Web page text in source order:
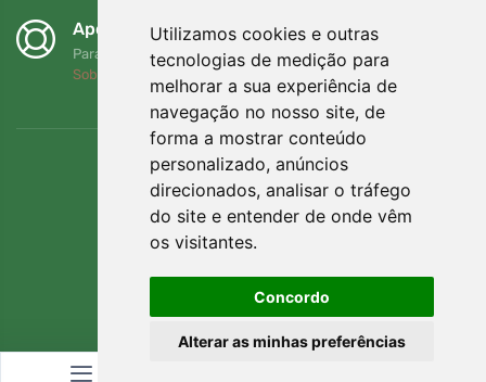
Utilizamos cookies e outras
tecnologias de medição para
melhorar a sua experiência de
navegação no nosso site, de
forma a mostrar conteúdo
personalizado, anúncios
direcionados, analisar o tráfego
do site e entender de onde vêm
os visitantes.
Concordo
Alterar as minhas preferências
Apoiamos a Trees.org
Para cada encomenda plantamos uma árvore! Leia mais
Sobre nós